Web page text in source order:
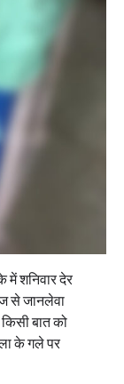
में शनिवार देर
से जानलेवा
बात को
के गले पर